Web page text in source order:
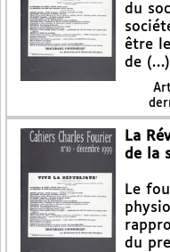
du
être
de (…)
La
de la
Le
du